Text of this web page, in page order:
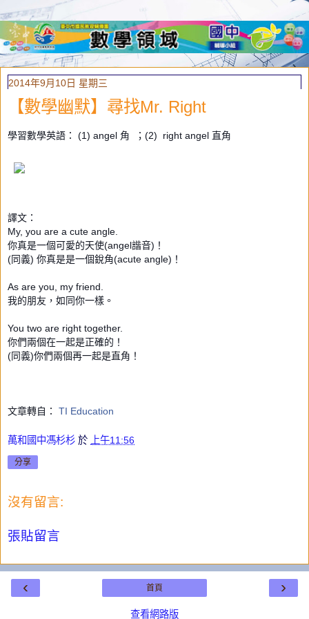
2014年9月10日 星期三
【數學幽默】尋找Mr. Right
學習數學英語： (1) angel 角 ；(2) right angel 直角
譯文：
My, you are a cute angle.
你真是一個可愛的天使(angel諧音)！
(同義) 你真是是一個銳角(acute angle)！
As are you, my friend.
我的朋友，如同你一樣。
You two are right together.
你們兩個在一起是正確的！
(同義)你們兩個再一起是直角！
文章轉自： TI Education
萬和國中馮杉杉 於 上午11:56
分享
沒有留言:
張貼留言
‹ ›
首頁
查看網路版